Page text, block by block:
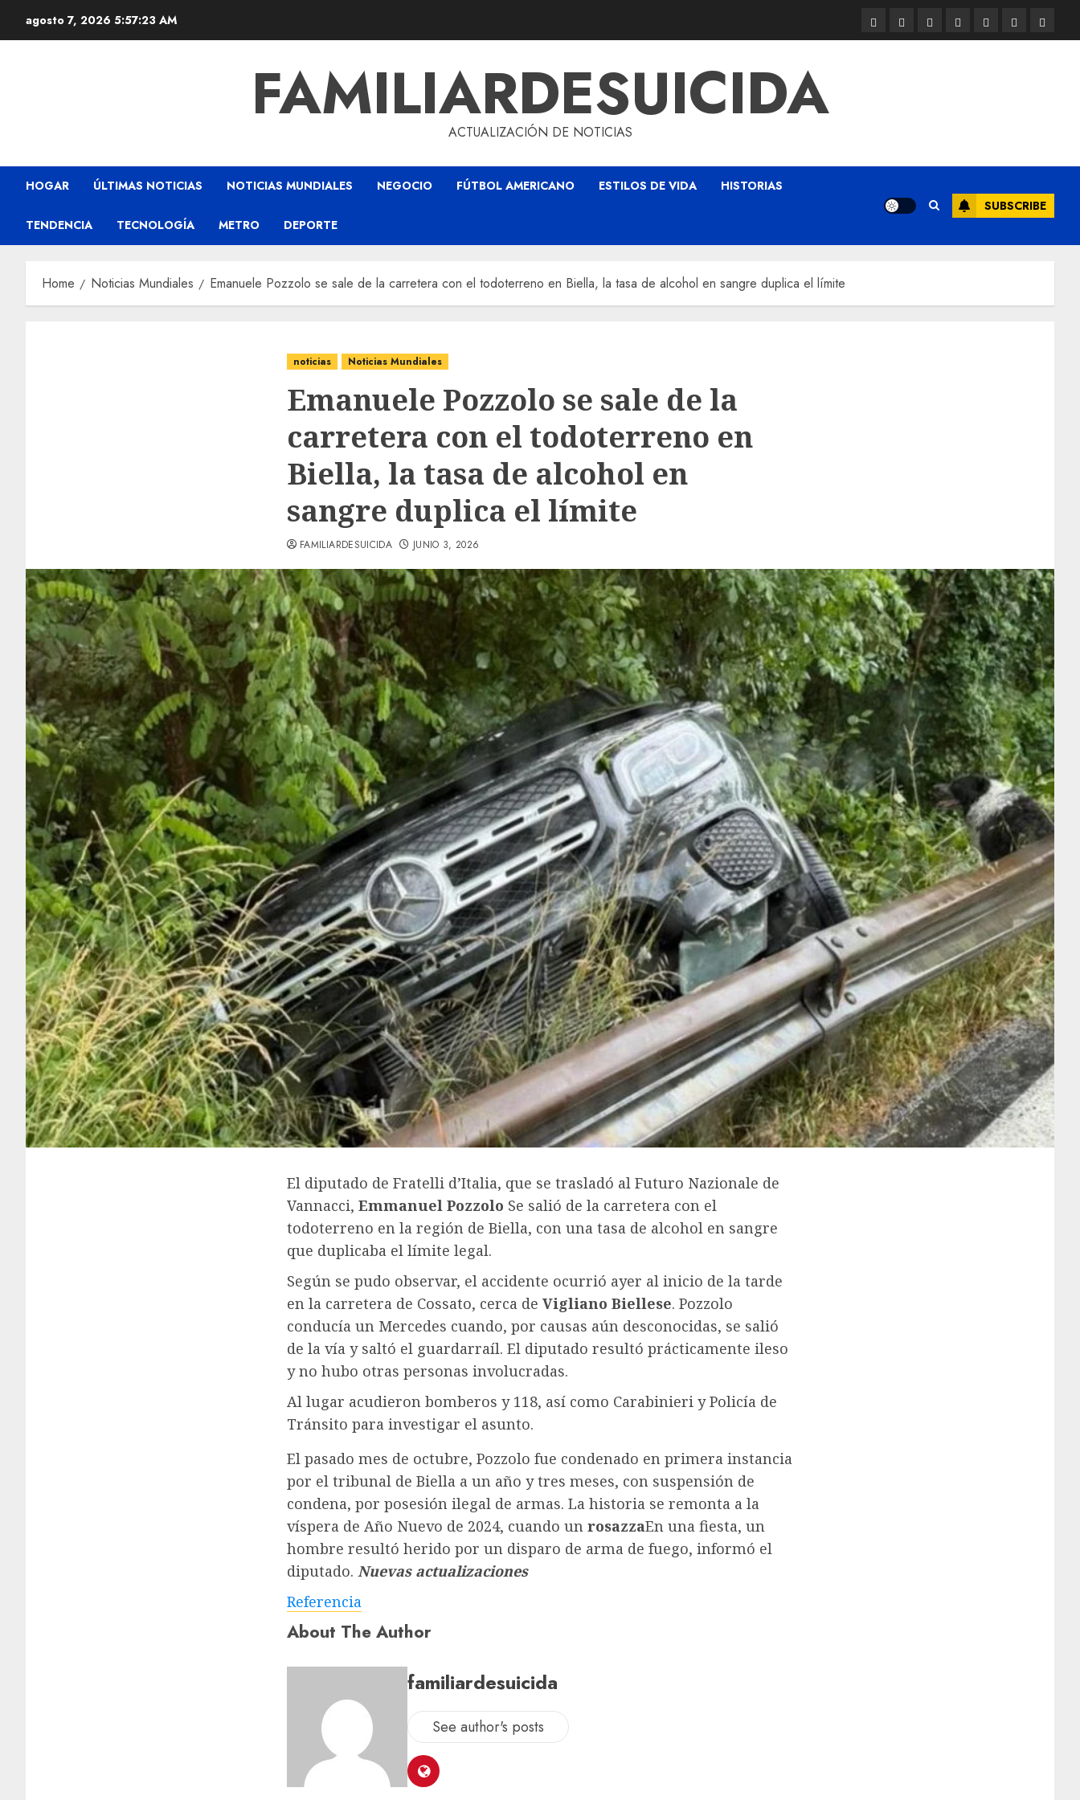
agosto 7, 2026 5:57:24 AM
FAMILIARDESUICIDA
ACTUALIZACIÓN DE NOTICIAS
HOGAR ÚLTIMAS NOTICIAS NOTICIAS MUNDIALES NEGOCIO FÚTBOL AMERICANO ESTILOS DE VIDA HISTORIAS
TENDENCIA TECNOLOGÍA METRO DEPORTE
SUBSCRIBE
Home Noticias Mundiales Emanuele Pozzolo se sale de la carretera con el todoterreno en Biella, la tasa de alcohol en sangre duplica el límite
noticias Noticias Mundiales
Emanuele Pozzolo se sale de la
carretera con el todoterreno en
Biella, la tasa de alcohol en
sangre duplica el límite
FAMILIARDESUICIDA JUNIO 3, 2026
El diputado de Fratelli d’Italia, que se trasladó al Futuro Nazionale de
Vannacci, Emmanuel Pozzolo Se salió de la carretera con el
todoterreno en la región de Biella, con una tasa de alcohol en sangre
que duplicaba el límite legal.
Según se pudo observar, el accidente ocurrió ayer al inicio de la tarde
en la carretera de Cossato, cerca de Vigliano Biellese. Pozzolo
conducía un Mercedes cuando, por causas aún desconocidas, se salió
de la vía y saltó el guardarraíl. El diputado resultó prácticamente ileso
y no hubo otras personas involucradas.
Al lugar acudieron bomberos y 118, así como Carabinieri y Policía de
Tránsito para investigar el asunto.
El pasado mes de octubre, Pozzolo fue condenado en primera instancia
por el tribunal de Biella a un año y tres meses, con suspensión de
condena, por posesión ilegal de armas. La historia se remonta a la
víspera de Año Nuevo de 2024, cuando un rosazzaEn una fiesta, un
hombre resultó herido por un disparo de arma de fuego, informó el
diputado. Nuevas actualizaciones
Referencia
About The Author
familiardesuicida
See author's posts